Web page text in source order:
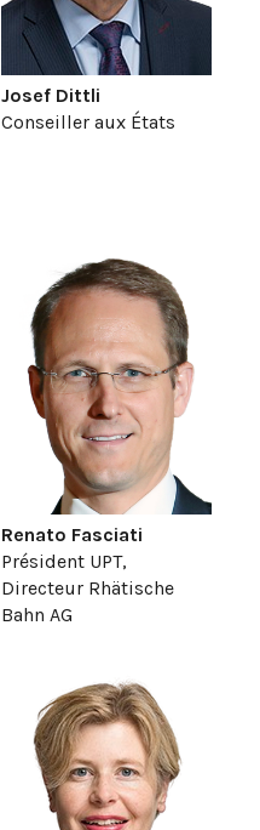
Josef Dittli
Conseiller aux États
Renato Fasciati
Président UPT,
Directeur Rhätische
Bahn AG